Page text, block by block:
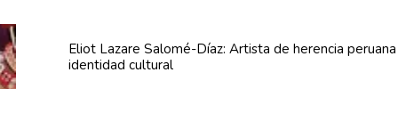
Eliot Lazare Salomé-Díaz: Artista de herencia
identidad cultural